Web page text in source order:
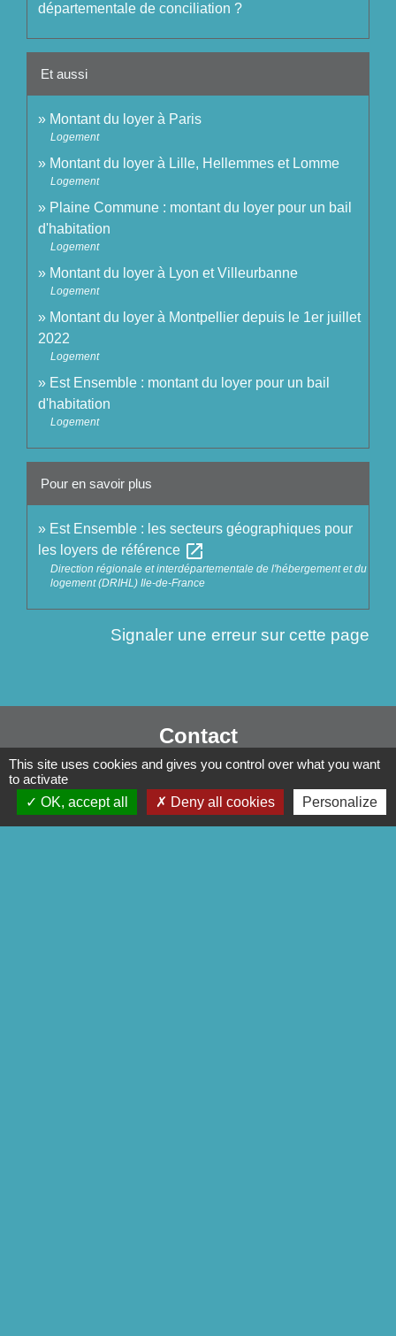
départementale de conciliation ?
Et aussi
Montant du loyer à Paris
Logement
Montant du loyer à Lille, Hellemmes et Lomme
Logement
Plaine Commune : montant du loyer pour un bail
d'habitation
Logement
Montant du loyer à Lyon et Villeurbanne
Logement
Montant du loyer à Montpellier depuis le 1er juillet
2022
Logement
Est Ensemble : montant du loyer pour un bail
d'habitation
Logement
Pour en savoir plus
Est Ensemble : les secteurs géographiques pour
les loyers de référence open_in_new
Direction régionale et interdépartementale de l'hébergement et du
logement (DRIHL) Ile-de-France
Signaler une erreur sur cette page
Contact
Commune de Séglien
1 Rue Yves Le Calvé
56160 Séglien - FRANCE
This site uses cookies and gives you control over what you want
to activate
OK, accept all
Deny all cookies Personalize